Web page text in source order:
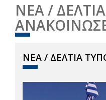
ΝΕΑ /
ΝΕΑ / ΔΕΛΤΙΑ